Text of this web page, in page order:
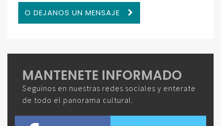
O DEJANOS UN MENSAJE
MANTENETE INFORMADO
Seguinos en nuestras redes sociales y enterate
de todo el panorama cultural.